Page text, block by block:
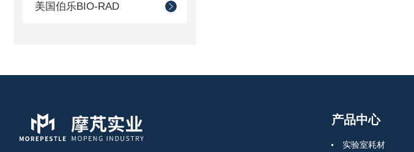
美国伯乐BIO-RAD
产品中心
实验室耗材